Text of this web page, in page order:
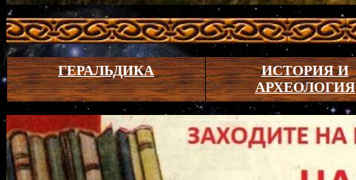
ГЕРАЛЬДИКА
ИСТОРИЯ И
АРХЕОЛОГИЯ